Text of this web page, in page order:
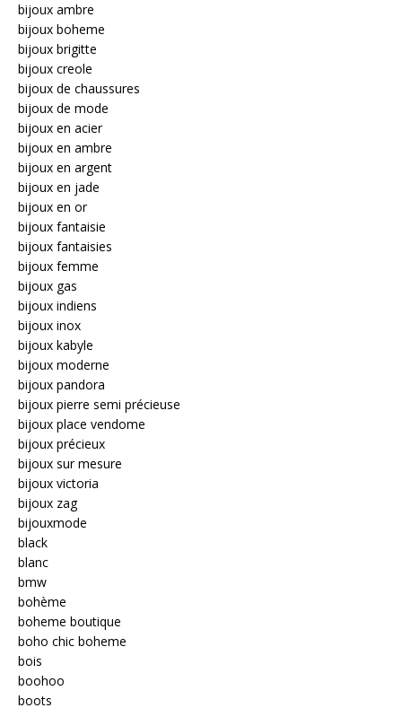
bijoux ambre
bijoux boheme
bijoux brigitte
bijoux creole
bijoux de chaussures
bijoux de mode
bijoux en acier
bijoux en ambre
bijoux en argent
bijoux en jade
bijoux en or
bijoux fantaisie
bijoux fantaisies
bijoux femme
bijoux gas
bijoux indiens
bijoux inox
bijoux kabyle
bijoux moderne
bijoux pandora
bijoux pierre semi précieuse
bijoux place vendome
bijoux précieux
bijoux sur mesure
bijoux victoria
bijoux zag
bijouxmode
black
blanc
bmw
bohème
boheme boutique
boho chic boheme
bois
boohoo
boots